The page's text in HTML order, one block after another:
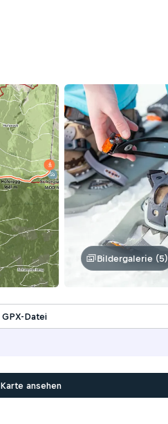
Bildergalerie (5)
GPX-Datei
Karte ansehen